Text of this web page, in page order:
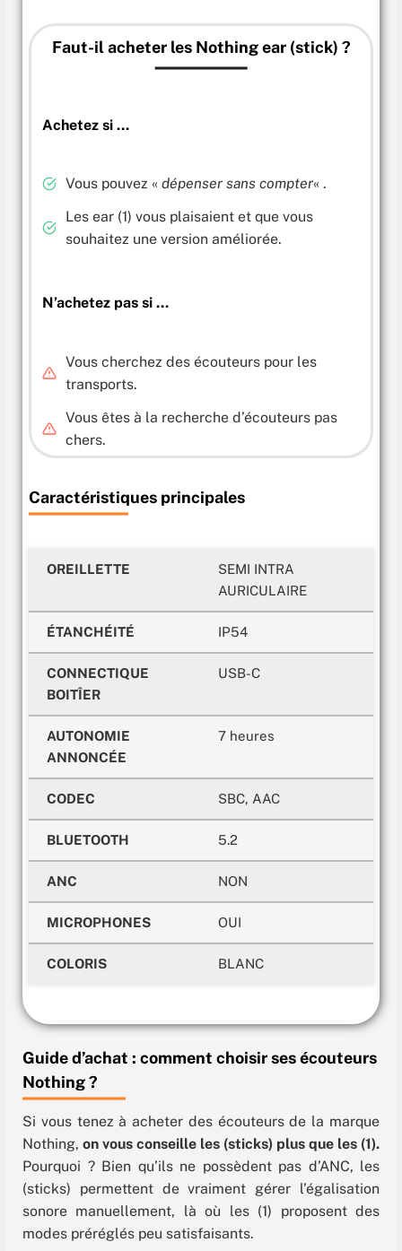
Faut-il acheter les Nothing ear (stick) ?
Achetez si …
Vous pouvez « dépenser sans compter« .
Les ear (1) vous plaisaient et que vous
souhaitez une version améliorée.
N’achetez pas si …
Vous cherchez des écouteurs pour les
transports.
Vous êtes à la recherche d’écouteurs pas
chers.
Caractéristiques principales
OREILLETTE
SEMI INTRA
AURICULAIRE
ÉTANCHÉITÉ IP54
CONNECTIQUE
BOITÎER
USB-C
AUTONOMIE
ANNONCÉE
7 heures
CODEC SBC, AAC
BLUETOOTH 5.2
ANC NON
MICROPHONES OUI
COLORIS BLANC
Guide d’achat : comment choisir ses écouteurs
Nothing ?
Si vous tenez à acheter des écouteurs de la marque
Nothing, on vous conseille les (sticks) plus que les (1).
Pourquoi ? Bien qu’ils ne possèdent pas d’ANC, les
(sticks) permettent de vraiment gérer l’égalisation
sonore manuellement, là où les (1) proposent des
modes préréglés peu satisfaisants.